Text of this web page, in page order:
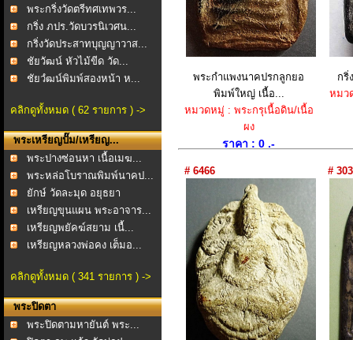
พระกริ่งวัดตรีทศเทพวร...
กริ่ง ภปร.วัดบวรนิเวศน...
กริ่งวัดประสาทบุญญาวาส...
ชัยวัฒน์ หัวไม้ขีด วัด...
ชัยวํฒน์พิมพ์สองหน้า ห...
คลิกดูทั้งหมด ( 62 รายการ ) ->
พระเหรียญปั๊ม/เหรียญ...
พระปางซ่อนหา เนื้อเมฆ...
พระหล่อโบราณพิมพ์นาคป...
ยักษ์ วัดละมุด อยุธยา
เหรียญขุนแผน พระอาจาร...
เหรียญพยัคฆ์สยาม เนื้...
เหรียญหลวงพ่อคง เต็มอ...
คลิกดูทั้งหมด ( 341 รายการ ) ->
พระปิดตา
พระปิดตามหายันต์ พระ...
พระกำแพง​นาคปรกลูกยอ​
พิมพ์​ใหญ่​ เนื้อ​...
หมวดหมู่ : พระกรุเนื้อดิน/เนื้อ
ผง
ราคา : 0 .-
กริ่
หมว
# 6466 #